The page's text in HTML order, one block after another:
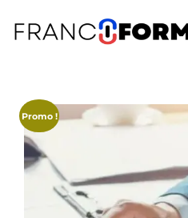
Promo !